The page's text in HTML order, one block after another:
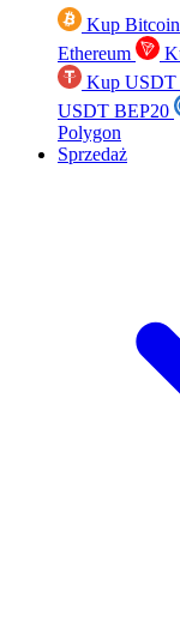
Kup Bitcoin
Ethereum
Kup USDT
USDT BEP20
Polygon
Sprzedaż